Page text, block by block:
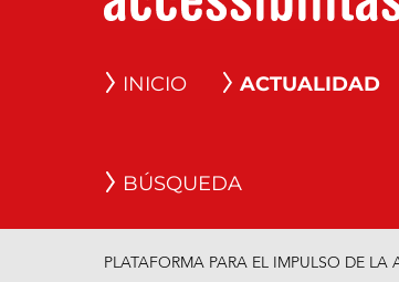
INICIO ACTUALIDAD
BÚSQUEDA
PLATAFORMA PARA EL IMPULSO DE LA